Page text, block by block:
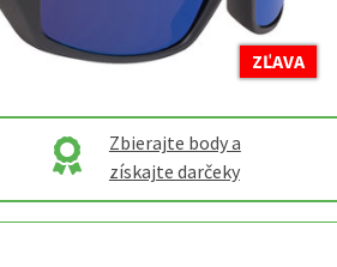
ZĽAVA
Zbierajte body a
získajte darčeky